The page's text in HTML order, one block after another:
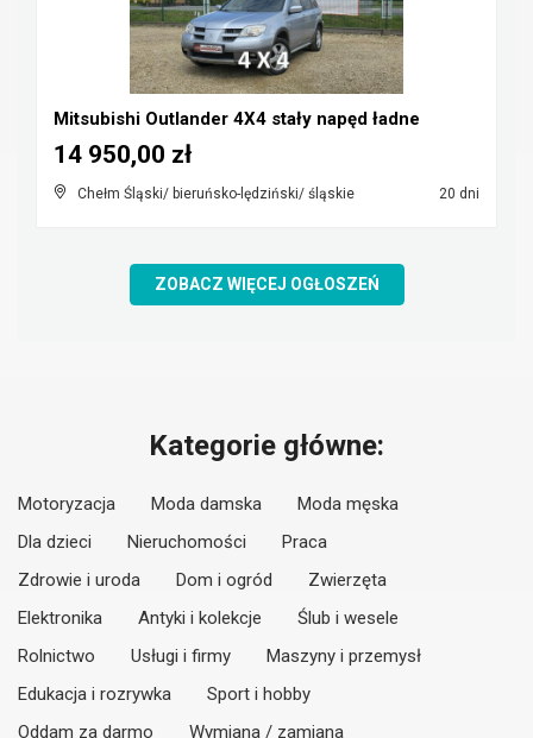
Mitsubishi Outlander 4X4 stały napęd ładne
Chełm Śląski/ bieruńsko-lędziński/ śląskie 20 dni
14 950,00 zł
ZOBACZ WIĘCEJ OGŁOSZEŃ
Kategorie główne:
Motoryzacja Moda damska
Moda męska
Dla dzieci
Nieruchomości
Praca
Zdrowie i uroda
Dom i ogród
Zwierzęta
Elektronika
Antyki i kolekcje
Ślub i wesele
Rolnictwo
Usługi i firmy
Maszyny i przemysł
Edukacja i rozrywka
Sport i hobby
Oddam za darmo
Wymiana / zamiana